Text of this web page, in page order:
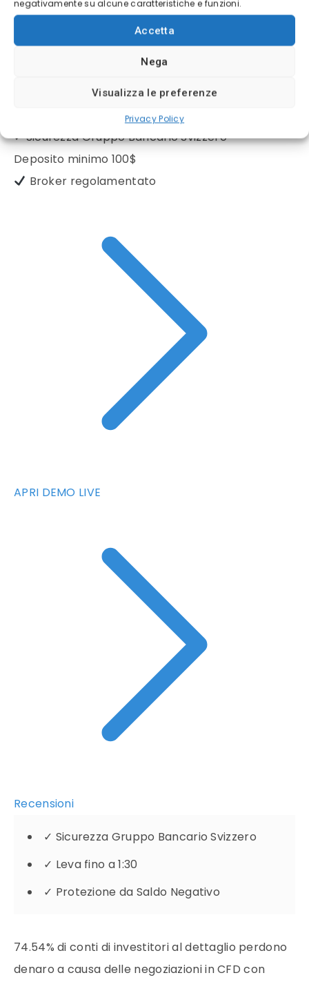
negativamente su alcune caratteristiche e funzioni.
Accetta
Nega
Visualizza le preferenze
Privacy Policy
BROKER CONSIGLIATO
✓Sicurezza Gruppo Bancario Svizzero
Deposito minimo 100$
Broker regolamentato
APRI DEMO LIVE
Recensioni
✓ Sicurezza Gruppo Bancario Svizzero
✓ Leva fino a 1:30
✓ Protezione da Saldo Negativo
74.54% di conti di investitori al dettaglio perdono
denaro a causa delle negoziazioni in CFD con